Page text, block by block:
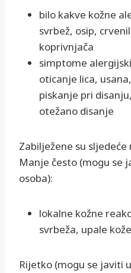
bilo kakve kožne
svrbež, osip,
koprivnjača
simptome
oticanje lica,
piskanje pri
otežano disanje
Zabilježene su sljedeće
Manje često (mogu se
osoba):
lokalne kožne
svrbeža, upale
Rijetko (mogu se javiti